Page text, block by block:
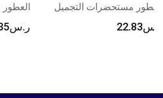
العطور مستحضرات التجميل
ر.س15.35
ر.س